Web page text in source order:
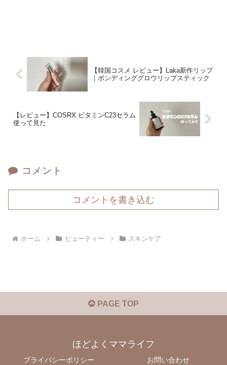
【韓国コスメ レビュー】Laka新作リップ
｜ボンディンググロウリップスティック
【レビュー】COSRX ビタミンC23セラム
使って見た
コメント
コメントを書き込む
ホーム ビューティー スキンケア
PAGE TOP
ほどよくママライフ
プライバシーポリシー お問い合わせ